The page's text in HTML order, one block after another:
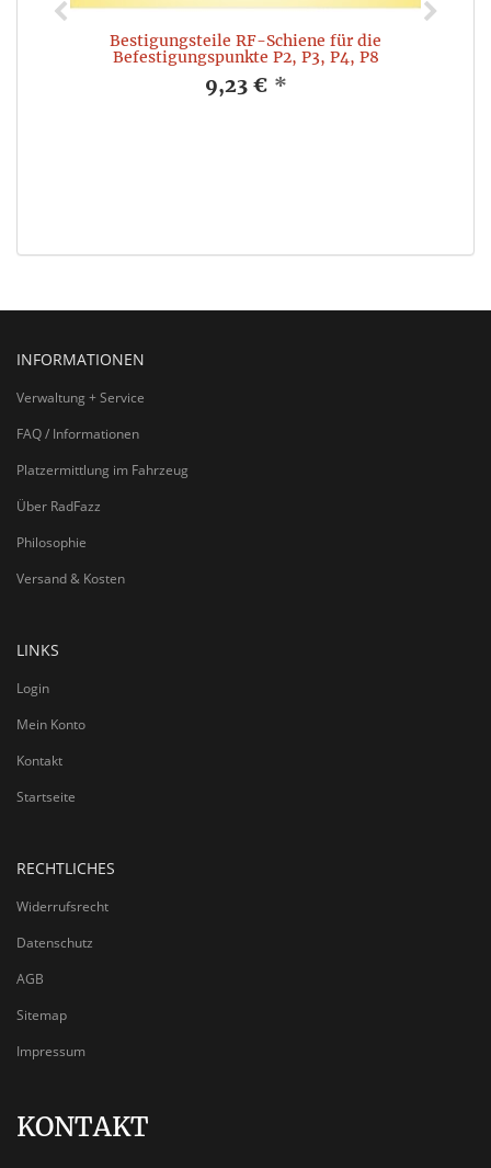
Bestigungsteile RF-Schiene für die
Befestigungspunkte P2, P3, P4, P8
9,23 € *
INFORMATIONEN
Verwaltung + Service
FAQ / Informationen
Platzermittlung im Fahrzeug
Über RadFazz
Philosophie
Versand & Kosten
LINKS
Login
Mein Konto
Kontakt
Startseite
RECHTLICHES
Widerrufsrecht
Datenschutz
AGB
Sitemap
Impressum
KONTAKT